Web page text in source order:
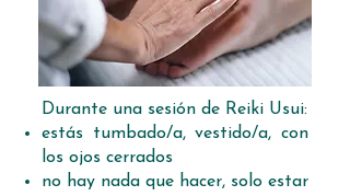
Durante una sesión de Reiki Usui:
estás tumbado/a, vestido/a, con
los ojos cerrados
no hay nada que hacer, solo estar